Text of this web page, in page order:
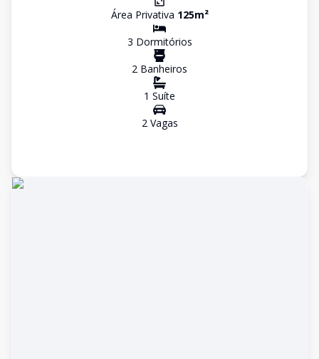
Área Privativa 125m²
3 Dormitórios
2 Banheiros
1 Suíte
2Vagas